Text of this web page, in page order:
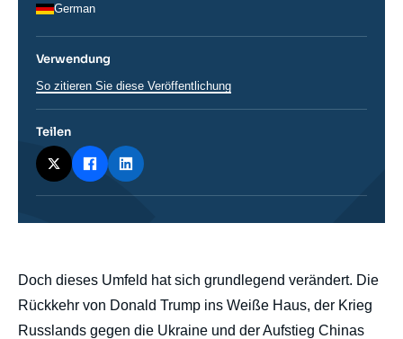
body
Doch dieses Umfeld hat sich grundlegend verändert. Die
Rückkehr von Donald Trump ins Weiße Haus, der Krieg
Russlands gegen die Ukraine und der Aufstieg Chinas
German
Verwendung
So zitieren Sie diese Veröffentlichung
Teilen